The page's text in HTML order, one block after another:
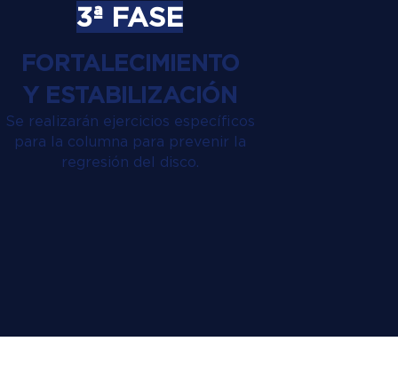
3ª FASE
FORTALECIMIENTO
Y ESTABILIZACIÓN
Se realizarán ejercicios específicos
para la columna para prevenir la
regresión del disco.